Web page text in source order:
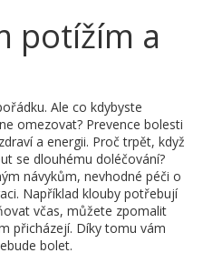
potížím a
Ale co kdybyste
omezovat? Prevence bolesti
a energii. Proč trpět, když
se dlouhému doléčování?
návykům, nevhodné péči o
Například klouby potřebují
včas, můžete zpomalit
přicházejí. Díky tomu vám
bolet.